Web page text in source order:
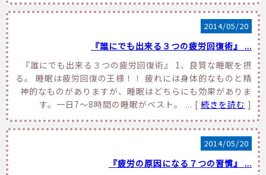
2014/05/20
『誰にでも出来る３つの疲労回復術』 ...
『誰にでも出来る３つの疲労回復術』 1、良質な睡眠を摂
る。 睡眠は疲労回復の王様！！ 疲れには身体的なものと精
神的なものがありますが、睡眠はどちらにも効果がありま
す。一日7～8時間の睡眠がベスト。 ... [ 続きを読む ]
2014/05/20
『疲労の原因になる７つの習慣』 ...